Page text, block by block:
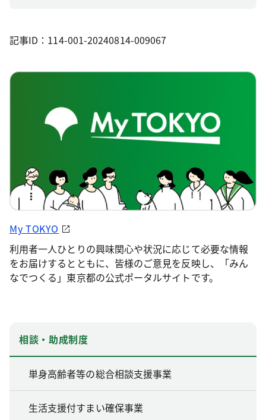
記事ID：114-001-20240814-009067
My TOKYO
利用者一人ひとりの興味関心や状況に応じて必要な情報
をお届けするとともに、皆様のご意見を反映し、「みん
なでつくる」東京都の公式ポータルサイトです。
相談・助成制度
単身高齢者等の総合相談支援事業
生活支援付すまい確保事業